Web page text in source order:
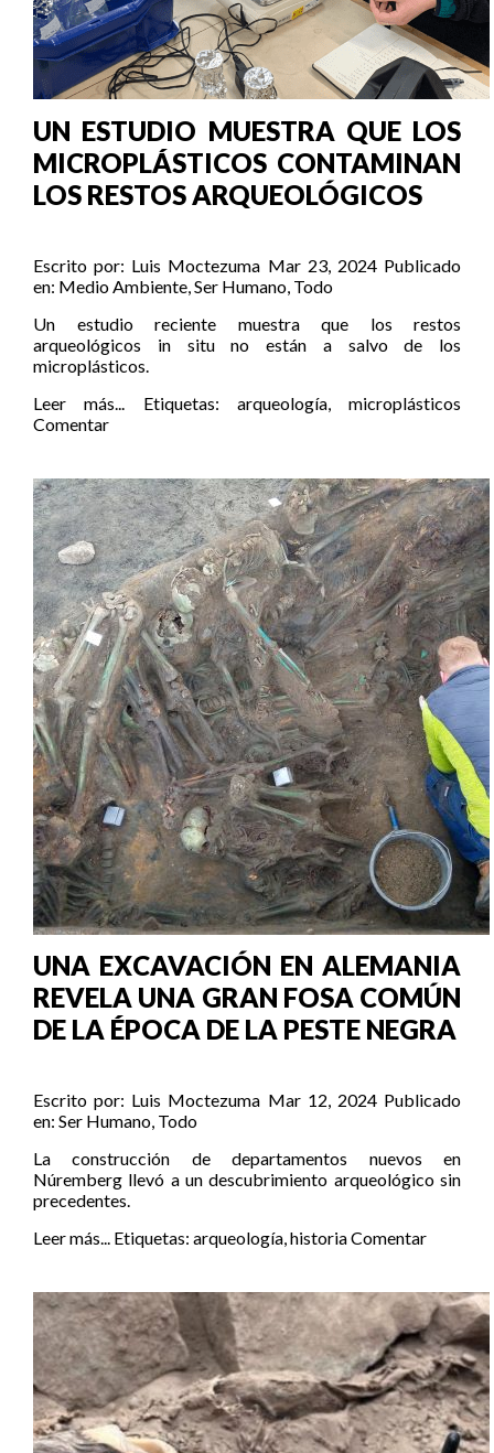
UN ESTUDIO MUESTRA QUE LOS
MICROPLÁSTICOS CONTAMINAN
LOS RESTOS ARQUEOLÓGICOS
Escrito por: Luis Moctezuma Mar 23, 2024 Publicado
en: Medio Ambiente,Ser Humano, Todo
Un estudio reciente muestra que los restos
arqueológicos in situ no están a salvo de los
microplásticos.
Leer más...
Etiquetas: arqueología, microplásticos
Comentar
UNA EXCAVACIÓN EN ALEMANIA
REVELA UNA GRAN FOSA COMÚN
DE LA ÉPOCA DE LA PESTE NEGRA
Escrito por: Luis Moctezuma Mar 12, 2024 Publicado
en: Ser Humano, Todo
La construcción de departamentos nuevos en
Núremberg llevó a un descubrimiento arqueológico sin
precedentes.
Leer más... Etiquetas: arqueología,historiaComentar